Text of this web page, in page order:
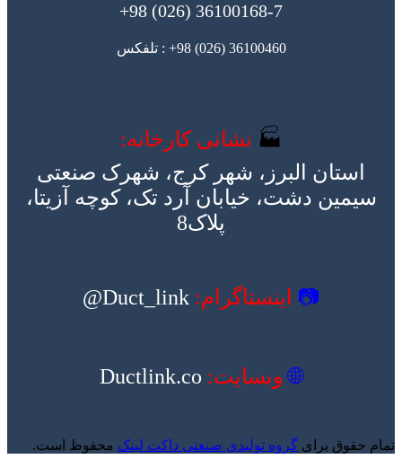
36100168-7 (026) 98+
36100460 (026) 98+ : تلفکس
🏭 نشانی کارخانه:
استان البرز، شهر کرج، شهرک صنعتی
سیمین دشت، خیابان آرد تک، کوچه آزیتا،
پلاک8
📷 اینستاگرام:
🌐 وبسایت:
تمام حقوق برای گروه تولیدی صنعتی داکت لینک محفوظ است.